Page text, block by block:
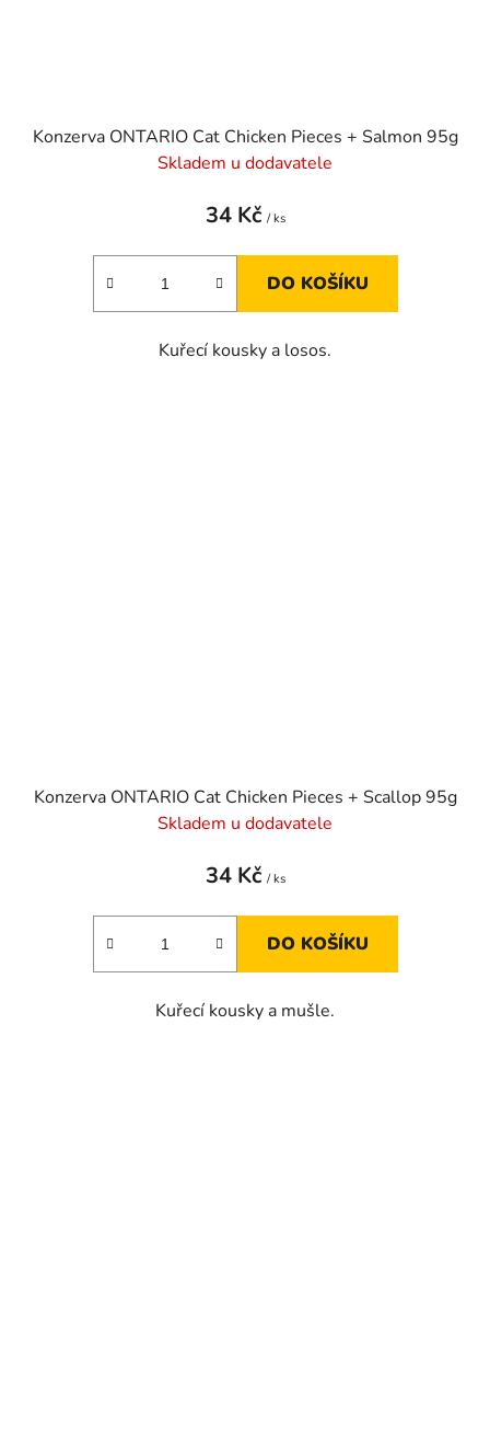
Konzerva ONTARIO Cat Chicken Pieces + Salmon 95g
Skladem u dodavatele
34 Kč / ks
DO KOŠÍKU
Kuřecí kousky a losos.
Konzerva ONTARIO Cat Chicken Pieces + Scallop 95g
Skladem u dodavatele
34 Kč / ks
DO KOŠÍKU
Kuřecí kousky a mušle.